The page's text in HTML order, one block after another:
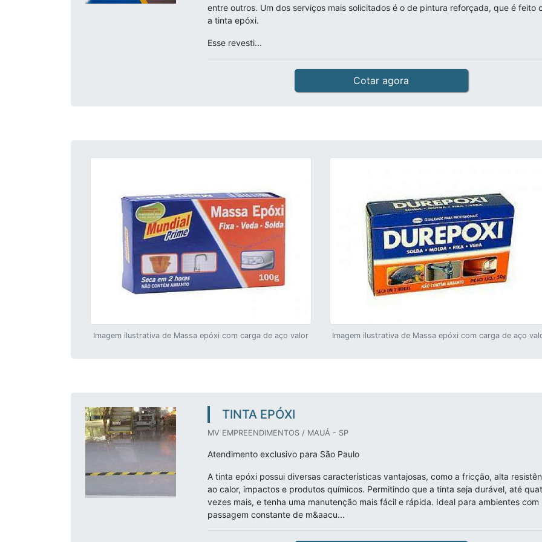
entre outros. Um dos serviços mais solicitados é o de pintura reforçada, que é feito
a tinta epóxi.
Esse revesti...
Cotar agora
Imagem ilustrativa de Massa epóxi com carga de aço valor Imagem ilustrativa de Massa epóxi com carga de aço
TINTA EPÓXI
MV EMPREENDIMENTOS / MAUÁ - SP
Atendimento exclusivo para São Paulo
A tinta epóxi possui diversas características vantajosas, como a fricção, alta
ao calor, impactos e produtos químicos. Permitindo que a tinta seja durável, até
vezes mais, e tenha uma manutenção mais fácil e rápida. Ideal para ambientes com
passagem constante de m&aacu...